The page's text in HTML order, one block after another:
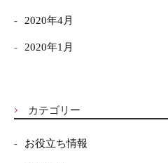
2020年4月
2020年1月
カテゴリー
お役立ち情報